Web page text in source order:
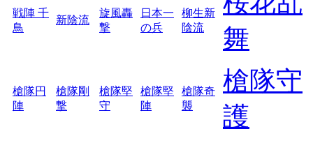
戦陣 千
鳥
新陰流
旋風轟
撃
日本一
の兵
柳生新
陰流
舞
槍隊円
陣
槍隊剛
撃
槍隊堅
守
槍隊堅
陣
槍隊奇
襲
槍隊守
護